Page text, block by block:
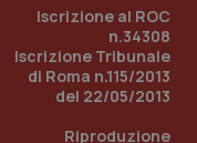
Iscrizione al ROC
n.34308
Iscrizione Tribunale
di Roma n.115/2013
del 22/05/2013
Riproduzione